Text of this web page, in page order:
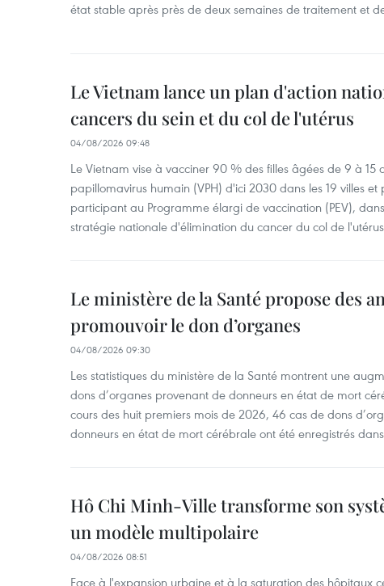
état stable après près de deux semaines de traitement et
Le Vietnam lance un plan d'action
cancers du sein et du col de l'utérus
04/08/2026 09:48
Le Vietnam vise à vacciner 90 % des filles âgées de 9 à 15
papillomavirus humain (VPH) d'ici 2030 dans les 19 villes et
participant au Programme élargi de vaccination (PEV),
stratégie nationale d'élimination du cancer du col de
Le ministère de la Santé propose des
promouvoir le don d’organes
04/08/2026 09:30
Les statistiques du ministère de la Santé montrent une
dons d’organes provenant de donneurs en état de mort
cours des huit premiers mois de 2026, 46 cas de dons
donneurs en état de mort cérébrale ont été enregistrés
Hô Chi Minh-Ville transforme son
un modèle multipolaire
04/08/2026 08:51
Face à l'expansion urbaine et à la saturation des hôpitaux